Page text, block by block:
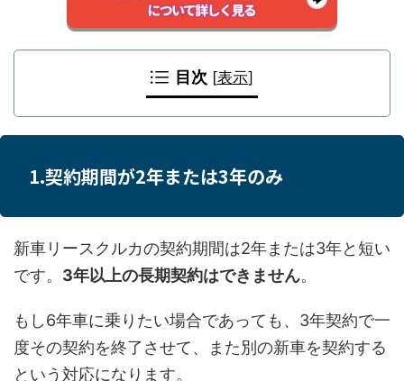
目次 [表示]
1.契約期間が2年または3年のみ
新車リースクルカの契約期間は2年または3年と短い
です。 3年以上の長期契約はできません。
もし6年車に乗りたい場合であっても、3年契約で一
度その契約を終了させて、また別の新車を契約する
という対応になります。